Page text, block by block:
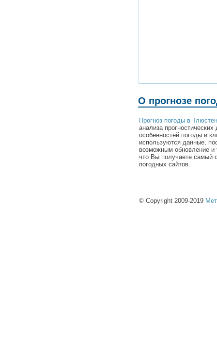
О прогнозе
Прогноз погоды в
анализа
особенностей погоды и
используются данные,
возможным обновление и
что Вы получаете самый
погодных сайтов.
© Copyright 2009-2019